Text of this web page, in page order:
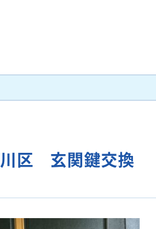
区 玄関鍵交換